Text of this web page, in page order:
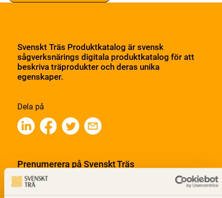
Svenskt Träs Produktkatalog är svensk
sågverksnärings digitala produktkatalog för att
beskriva träprodukter och deras unika
egenskaper.
Dela på
Prenumerera på Svenskt Träs
informationsutskick!